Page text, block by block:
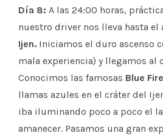
Día 8: A las 24:00 horas,
nuestro driver nos lleva hasta el
Ijen. Iniciamos el duro ascenso
mala experiencia) y llegamos al
Conocimos las famosas Blue
llamas azules en el cráter del
iba iluminando poco a poco el
amanecer. Pasamos una gran